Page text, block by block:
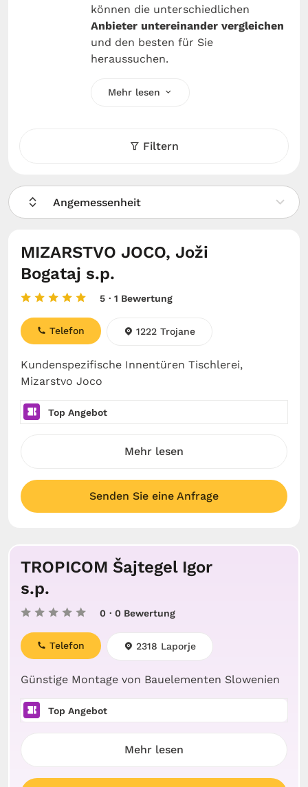
können die unterschiedlichen
Anbieter untereinander vergleichen
und den besten für Sie
heraussuchen.
Mehr lesen
Filtern
Angemessenheit
MIZARSTVO JOCO, Joži
Bogataj s.p.
5 · 1 Bewertung
Kundenspezifische Innentüren Tischlerei,
Mizarstvo Joco
Telefon 1222 Trojane
Top Angebot
Mehr lesen
Senden Sie eine Anfrage
TROPICOM Šajtegel Igor
s.p.
0 · 0 Bewertung
Günstige Montage von Bauelementen Slowenien
Telefon 2318 Laporje
Top Angebot
Mehr lesen